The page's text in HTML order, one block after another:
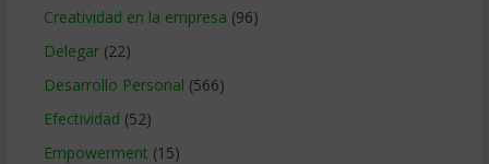
Creatividad en la empresa (96)
Delegar(22)
Desarrollo Personal (566)
Efectividad (52)
Empowerment (15)